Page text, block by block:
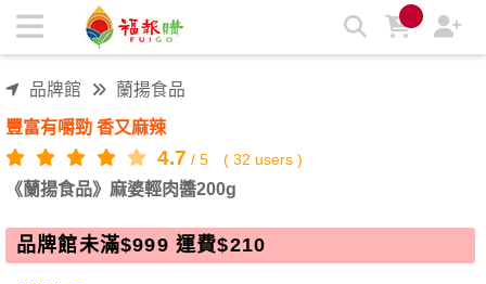
《蘭揚食品》麻婆輕肉醬200g | 福報購蔬食購物商城
品牌館 蘭揚食品
豐富有嚼勁 香又麻辣
4.7 / 5 ( 32 users )
《蘭揚食品》麻婆輕肉醬200g
品牌館未滿$999 運費$210